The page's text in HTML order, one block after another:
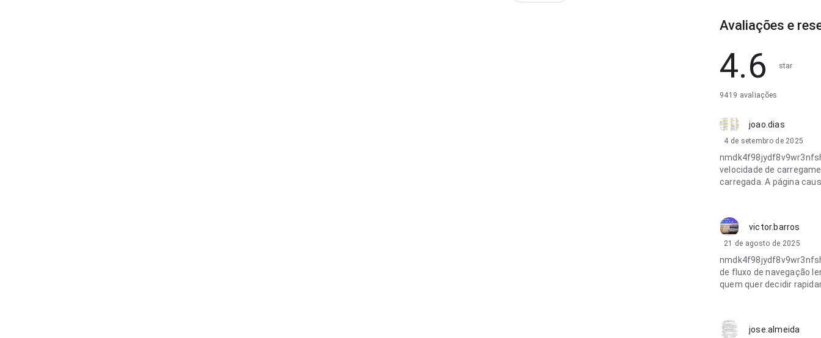
Avaliações e
4.6 star
9419 avaliações
joao.dias
4 de setembro de 2025
velocidade de
carregada. A página
victor.barros
21 de agosto de 2025
de fluxo de navegação
quem quer decidir
jose.almeida